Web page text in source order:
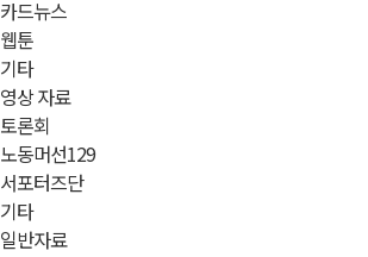
카드뉴스
웹툰
기타
영상 자료
토론회
노동머선129
서포터즈단
기타
일반자료